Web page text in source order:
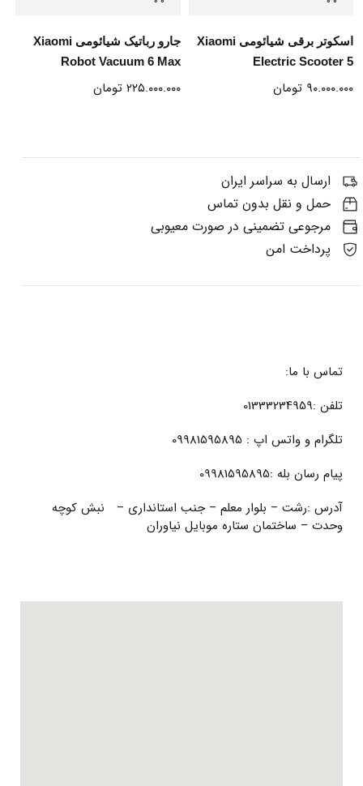
اسکوتر برقی شیائومی Xiaomi
Electric Scooter 5
۹۰.۰۰۰.۰۰۰ تومان
جارو رباتیک شیائومی Xiaomi
Robot Vacuum 6 Max
۲۲۵.۰۰۰.۰۰۰ تومان
ارسال به سراسر ایران
حمل و نقل بدون تماس
مرجوعی تضمینی در صورت معیوبی
پرداخت امن
تماس با ما:
تلفن :01333234959
تلگرام و واتس اپ : 09981595895
پیام رسان بله :09981595895
آدرس :رشت – بلوار معلم – جنب استانداری – نبش کوچه
وحدت – ساختمان ستاره موبایل نیاوران